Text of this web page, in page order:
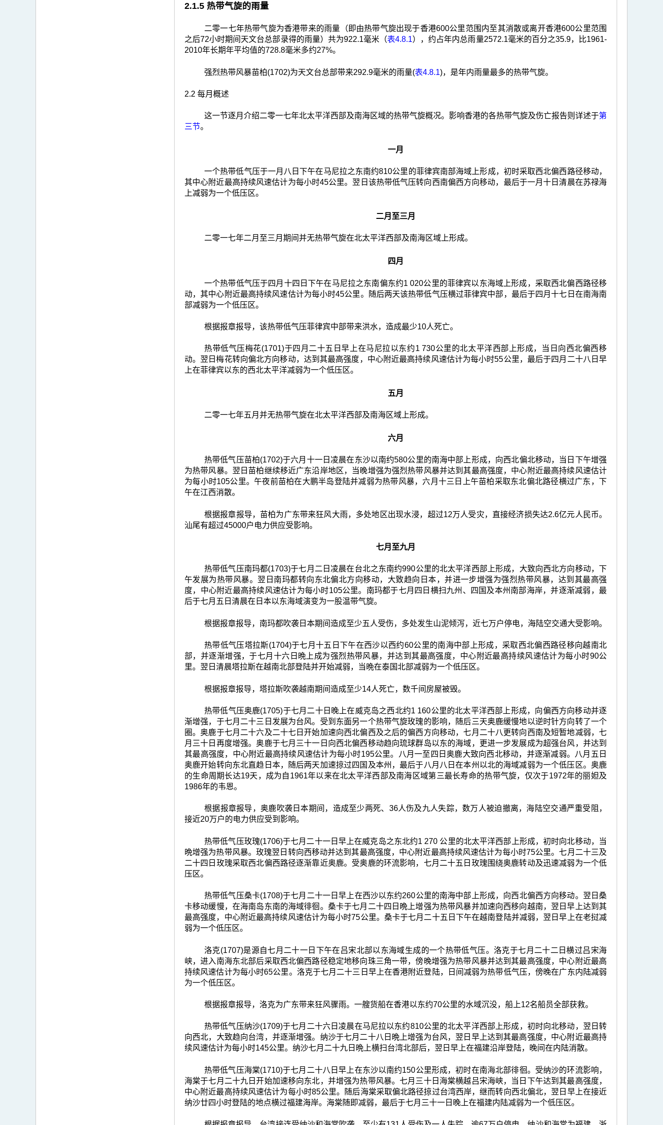
2.1.5 热带气旋的雨量
二零一七年热带气旋为香港带来的雨量（即由热带气旋出现于香港600公里范围内至其消散或离开香港600公里范围
之后72小时期间天文台总部录得的雨量）共为922.1毫米（表4.8.1），约占年内总雨量2572.1毫米的百分之35.9，比1961-
2010年长期年平均值的728.8毫米多约27%。
强烈热带风暴苗柏(1702)为天文台总部带来292.9毫米的雨量(表4.8.1)，是年内雨量最多的热带气旋。
2.2 每月概述
这一节逐月介绍二零一七年北太平洋西部及南海区域的热带气旋概况。影响香港的各热带气旋及伤亡报告则详述于第
三节。
一月
一个热带低气压于一月八日下午在马尼拉之东南约810公里的菲律宾南部海域上形成，初时采取西北偏西路径移动，
其中心附近最高持续风速估计为每小时45公里。翌日该热带低气压转向西南偏西方向移动，最后于一月十日清晨在苏禄海
上减弱为一个低压区。
二月至三月
二零一七年二月至三月期间并无热带气旋在北太平洋西部及南海区域上形成。
四月
一个热带低气压于四月十四日下午在马尼拉之东南偏东约1 020公里的菲律宾以东海域上形成，采取西北偏西路径移
动，其中心附近最高持续风速估计为每小时45公里。随后两天该热带低气压横过菲律宾中部，最后于四月十七日在南海南
部减弱为一个低压区。
根据报章报导，该热带低气压菲律宾中部带来洪水，造成最少10人死亡。
热带低气压梅花(1701)于四月二十五日早上在马尼拉以东约1 730公里的北太平洋西部上形成，当日向西北偏西移
动。翌日梅花转向偏北方向移动，达到其最高强度，中心附近最高持续风速估计为每小时55公里，最后于四月二十八日早
上在菲律宾以东的西北太平洋减弱为一个低压区。
五月
二零一七年五月并无热带气旋在北太平洋西部及南海区域上形成。
六月
热带低气压苗柏(1702)于六月十一日凌晨在东沙以南约580公里的南海中部上形成，向西北偏北移动，当日下午增强
为热带风暴。翌日苗柏继续移近广东沿岸地区，当晚增强为强烈热带风暴并达到其最高强度，中心附近最高持续风速估计
为每小时105公里。午夜前苗柏在大鹏半岛登陆并减弱为热带风暴，六月十三日上午苗柏采取东北偏北路径横过广东，下
午在江西消散。
根据报章报导，苗柏为广东带来狂风大雨，多处地区出现水浸，超过12万人受灾，直接经济损失达2.6亿元人民币。
汕尾有超过45000户电力供应受影响。
七月至九月
热带低气压南玛都(1703)于七月二日凌晨在台北之东南约990公里的北太平洋西部上形成，大致向西北方向移动，下
午发展为热带风暴。翌日南玛都转向东北偏北方向移动，大致趋向日本，并进一步增强为强烈热带风暴，达到其最高强
度，中心附近最高持续风速估计为每小时105公里。南玛都于七月四日横扫九州、四国及本州南部海岸，并逐渐减弱，最
后于七月五日清晨在日本以东海域演变为一股温带气旋。
根据报章报导，南玛都吹袭日本期间造成至少五人受伤，多处发生山泥倾泻，近七万户停电，海陆空交通大受影响。
热带低气压塔拉斯(1704)于七月十五日下午在西沙以西约60公里的南海中部上形成，采取西北偏西路径移向越南北
部，并逐渐增强，于七月十六日晩上成为强烈热带风暴，并达到其最高强度，中心附近最高持续风速估计为每小时90公
里。翌日清晨塔拉斯在越南北部登陆并开始减弱，当晩在泰国北部减弱为一个低压区。
根据报章报导，塔拉斯吹袭越南期间造成至少14人死亡，数千间房屋被毁。
热带低气压奥鹿(1705)于七月二十日晚上在威克岛之西北约1 160公里的北太平洋西部上形成，向偏西方向移动并逐
渐增强，于七月二十三日发展为台风。受到东面另一个热带气旋玫瑰的影响，随后三天奥鹿缓慢地以逆时针方向转了一个
圈。奥鹿于七月二十六及二十七日开始加速向西北偏西及之后的偏西方向移动，七月二十八更转向西南及短暂地减弱，七
月三十日再度增强。奥鹿于七月三十一日向西北偏西移动趋向琉球群岛以东的海域，更进一步发展成为超强台风，并达到
其最高强度，中心附近最高持续风速估计为每小时195公里。八月一至四日奥鹿大致向西北移动，并逐渐减弱。八月五日
奥鹿开始转向东北直趋日本，随后两天加速掠过四国及本州，最后于八月八日在本州以北的海域减弱为一个低压区。奥鹿
的生命周期长达19天，成为自1961年以来在北太平洋西部及南海区域第三最长寿命的热带气旋，仅次于1972年的丽妲及
1986年的韦恩。
根据报章报导，奥鹿吹袭日本期间，造成至少两死、36人伤及九人失踪，数万人被迫撤离，海陆空交通严重受阻，
接近20万户的电力供应受到影响。
热带低气压玫瑰(1706)于七月二十一日早上在威克岛之东北约1 270 公里的北太平洋西部上形成，初时向北移动，当
晩增强为热带风暴。玫瑰翌日转向西移动并达到其最高强度，中心附近最高持续风速估计为每小时75公里。七月二十三及
二十四日玫瑰采取西北偏西路径逐渐靠近奥鹿。受奥鹿的环流影响，七月二十五日玫瑰围绕奥鹿转动及迅速减弱为一个低
压区。
热带低气压桑卡(1708)于七月二十一日早上在西沙以东约260公里的南海中部上形成，向西北偏西方向移动。翌日桑
卡移动缓慢，在海南岛东南的海域徘徊。桑卡于七月二十四日晩上增强为热带风暴并加速向西移向越南，翌日早上达到其
最高强度，中心附近最高持续风速估计为每小时75公里。桑卡于七月二十五日下午在越南登陆并减弱，翌日早上在老挝减
弱为一个低压区。
洛克(1707)是源自七月二十一日下午在吕宋北部以东海域生成的一个热带低气压。洛克于七月二十二日横过吕宋海
峡，进入南海东北部后采取西北偏西路径稳定地移向珠三角一带，傍晚增强为热带风暴并达到其最高强度，中心附近最高
持续风速估计为每小时65公里。洛克于七月二十三日早上在香港附近登陆，日间减弱为热带低气压，傍晚在广东内陆减弱
为一个低压区。
根据报章报导，洛克为广东带来狂风骤雨。一艘货船在香港以东约70公里的水域沉没，船上12名船员全部获救。
热带低气压纳沙(1709)于七月二十六日凌晨在马尼拉以东约810公里的北太平洋西部上形成，初时向北移动，翌日转
向西北，大致趋向台湾，并逐渐增强。纳沙于七月二十八日晩上增强为台风，翌日早上达到其最高强度，中心附近最高持
续风速估计为每小时145公里。纳沙七月二十九日晩上横扫台湾北部后，翌日早上在福建沿岸登陆，晚间在内陆消散。
热带低气压海棠(1710)于七月二十八日早上在东沙以南约150公里形成，初时在南海北部徘徊。受纳沙的环流影响，
海棠于七月二十九日开始加速移向东北，并增强为热带风暴。七月三十日海棠横越吕宋海峡，当日下午达到其最高强度，
中心附近最高持续风速估计为每小时85公里。随后海棠采取偏北路径掠过台湾西岸，继而转向西北偏北，翌日早上在接近
纳沙廿四小时登陆的地点横过福建海岸。海棠随即减弱，最后于七月三十一日晚上在福建内陆减弱为一个低压区。